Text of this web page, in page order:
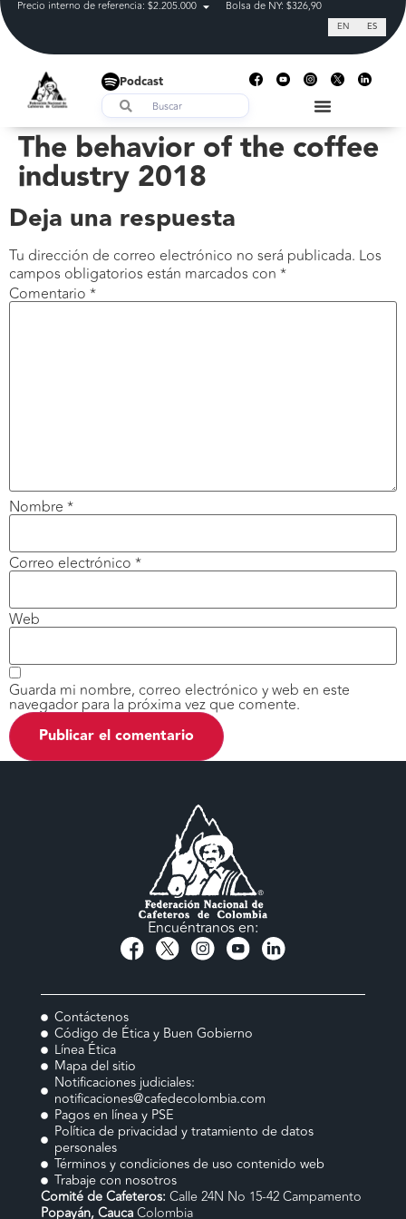
Precio interno de referencia: $2.205.000 Bolsa de NY: $326,90 Tasa de
EN ES
Podcast
The behavior of the coffee
industry 2018
Deja una respuesta
Tu dirección de correo electrónico no será publicada. Los
campos obligatorios están marcados con *
Comentario *
Nombre *
Correo electrónico *
Web
Guarda mi nombre, correo electrónico y web en este
navegador para la próxima vez que comente.
Encuéntranos en:
Contáctenos
Código de Ética y Buen Gobierno
Línea Ética
Mapa del sitio
Notificaciones judiciales:
notificaciones@cafedecolombia.com
Pagos en línea y PSE
Política de privacidad y tratamiento de datos
personales
Términos y condiciones de uso contenido web
Trabaje con nosotros
Comité de Cafeteros: Calle 24N No 15-42 Campamento
Popayán, CaucaColombia